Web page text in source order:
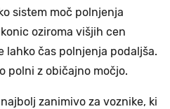
sistem moč polnjenja
oziroma višjih cen
lahko čas polnjenja podaljša.
polni z običajno močjo.
zanimivo za voznike, ki